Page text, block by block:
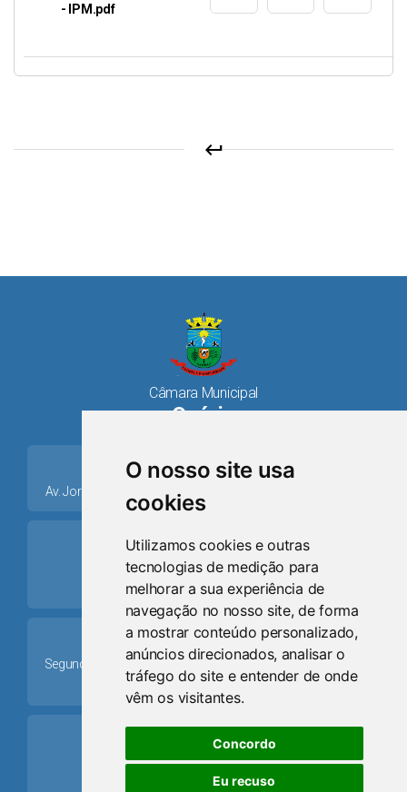
O nosso site usa
cookies
Utilizamos cookies e outras
tecnologias de medição para
melhorar a sua experiência de
navegação no nosso site, de forma
a mostrar conteúdo personalizado,
anúncios direcionados, analisar o
tráfego do site e entender de onde
vêm os visitantes.
Concordo
Eu recuso
- IPM.pdf
keyboard_return
Câmara Municipal
Osório
place
Av. Jorge Dariva, 1211, Centro CEP: 95520.000 - Osório/RS
ring_volume
Telefone
(51) 9 8024-0884
Schedule
Segunda-feira a Sexta-feira: 08h às 12h e das 13h30min às
17h30min
mail
Email
camaraosorio@gmail.com